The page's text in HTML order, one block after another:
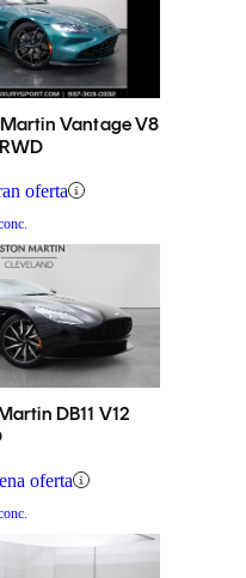
Vantage V8
oferta
DB11 V12
oferta